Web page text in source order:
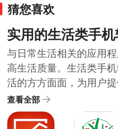
猜您喜欢
实用的生活类手
与日常生活相关的应用
高生活质量。生活类手
活的方方面面，为用户
随着科技的发展和人们
件也在不断推陈出新，
生活类软件比较实用呢
查看全部